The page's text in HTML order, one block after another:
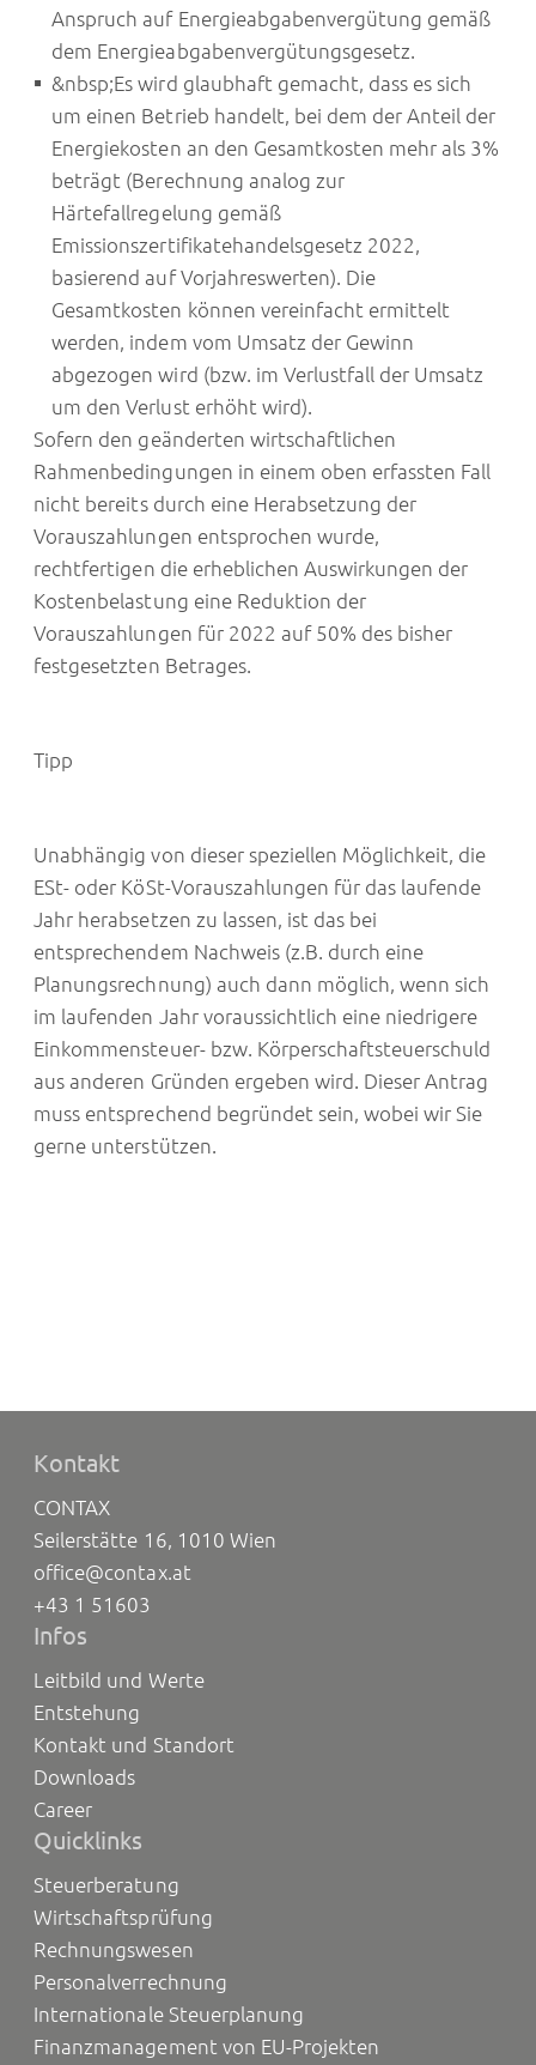
Anspruch auf Energieabgabenvergütung gemäß
dem Energieabgabenvergütungsgesetz.
&nbsp;Es wird glaubhaft gemacht, dass es sich
um einen Betrieb handelt, bei dem der Anteil der
Energiekosten an den Gesamtkosten mehr als 3%
beträgt (Berechnung analog zur
Härtefallregelung gemäß
Emissionszertifikatehandelsgesetz 2022,
basierend auf Vorjahreswerten). Die
Gesamtkosten können vereinfacht ermittelt
werden, indem vom Umsatz der Gewinn
abgezogen wird (bzw. im Verlustfall der Umsatz
um den Verlust erhöht wird).
Sofern den geänderten wirtschaftlichen
Rahmenbedingungen in einem oben erfassten Fall
nicht bereits durch eine Herabsetzung der
Vorauszahlungen entsprochen wurde,
rechtfertigen die erheblichen Auswirkungen der
Kostenbelastung eine Reduktion der
Vorauszahlungen für 2022 auf 50% des bisher
festgesetzten Betrages.
Tipp
Unabhängig von dieser speziellen Möglichkeit, die
ESt- oder KöSt-Vorauszahlungen für das laufende
Jahr herabsetzen zu lassen, ist das bei
entsprechendem Nachweis (z.B. durch eine
Planungsrechnung) auch dann möglich, wenn sich
im laufenden Jahr voraussichtlich eine niedrigere
Einkommensteuer- bzw. Körperschaftsteuerschuld
aus anderen Gründen ergeben wird. Dieser Antrag
muss entsprechend begründet sein, wobei wir Sie
gerne unterstützen.
Kontakt
CONTAX
Seilerstätte 16, 1010 Wien
office@contax.at
+43 1 51603
Infos
Leitbild und Werte
Entstehung
Kontakt und Standort
Downloads
Career
Quicklinks
Steuerberatung
Wirtschaftsprüfung
Rechnungswesen
Personalverrechnung
Internationale Steuerplanung
Finanzmanagement von EU-Projekten